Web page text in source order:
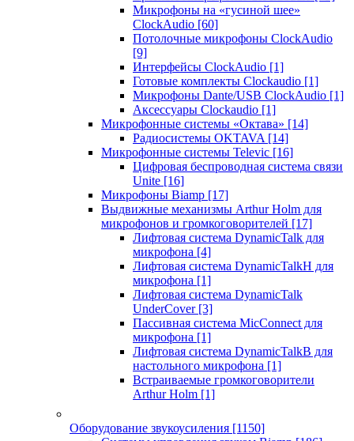
Микрофоны на «гусиной шее»
ClockAudio [60]
Потолочные микрофоны ClockAudio
[9]
Интерфейсы ClockAudio [1]
Готовые комплекты Clockaudio [1]
Микрофоны Dante/USB ClockAudio [1]
Аксессуары Clockaudio [1]
Микрофонные системы «Октава» [14]
Радиосистемы OKTAVA [14]
Микрофонные системы Televic [16]
Цифровая беспроводная система связи
Unite [16]
Микрофоны Biamp [17]
Выдвижные механизмы Arthur Holm для
микрофонов и громкоговорителей [17]
Лифтовая система DynamicTalk для
микрофона [4]
Лифтовая система DynamicTalkH для
микрофона [1]
Лифтовая система DynamicTalk
UnderCover [3]
Пассивная система MicConnect для
микрофона [1]
Лифтовая система DynamicTalkB для
настольного микрофона [1]
Встраиваемые громкоговорители
Arthur Holm [1]
Оборудование звукоусиления [1150]